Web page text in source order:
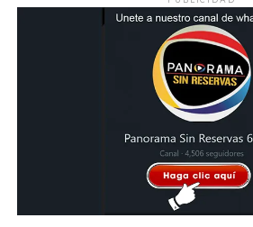
Protección Ambiental y Desarrollo
Chávez Lomelí, destacó que esta
compromiso de la presidenta
cuenta la participación de la
públicas, apegada además al eje
sostenible, ordenado y guardián del
Plan Municipal de Desarrollo 2024-
Con estos diálogos, añadió junto al
Universidad Juárez Autónoma de